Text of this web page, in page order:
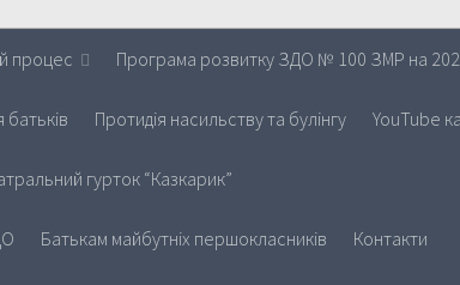
процес Програма розвитку ЗДО № 100 ЗМР на
батьків Протидія насильству та булінгу YouTube
гурток “Казкарик”
Батькам майбутніх першокласників Контакти